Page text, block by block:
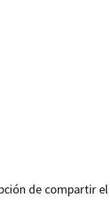
de compartir